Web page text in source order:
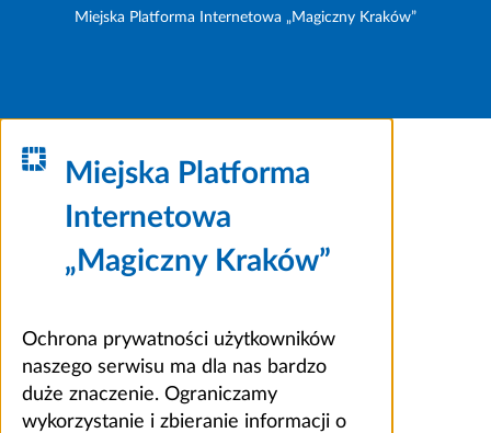
Miejska Platforma Internetowa „Magiczny Kraków”
Miejska Platforma
Internetowa
„Magiczny Kraków”
Ochrona prywatności użytkowników
naszego serwisu ma dla nas bardzo
duże znaczenie. Ograniczamy
wykorzystanie i zbieranie informacji o